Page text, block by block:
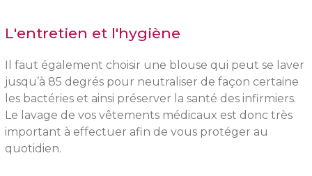
L'entretien et l'hygiène
Il faut également choisir une blouse qui peut se laver
jusqu’à 85 degrés pour neutraliser de façon certaine
les bactéries et ainsi préserver la santé des infirmiers.
Le lavage de vos vêtements médicaux est donc très
important à effectuer afin de vous protéger au
quotidien.